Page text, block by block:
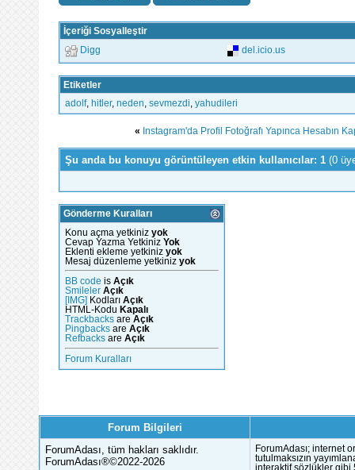
İçeriği Sosyalleştir
Digg del.icio.us
Etiketler
adolf, hitler, neden sevmezdi yahudileri
« Instagram'da Profil Fotoğrafı Yapınca Hesabın
Şu anda bu konuyu görüntüleyen etkin kullanıcılar: 1 (0
Gönderme Kuralları
Konu açma yetkiniz yok
Cevap Yazma Yetkiniz Yok
Eklenti ekleme yetkiniz yok
Mesaj düzenleme yetkiniz yok
BB code is Açık
Smileler Açık
[IMG]
Kodları Açık
HTML-Kodu Kapalı
Trackbacks are Açık
Pingbacks are Açık
Refbacks are Açık
Forum Kuralları
Forum Bilgileri
ForumAdası, tüm hakları saklıdır.
ForumAdası®©2022-2026
ForumAdası; internet
tutulmaksızın
interaktif sözlükler gibi